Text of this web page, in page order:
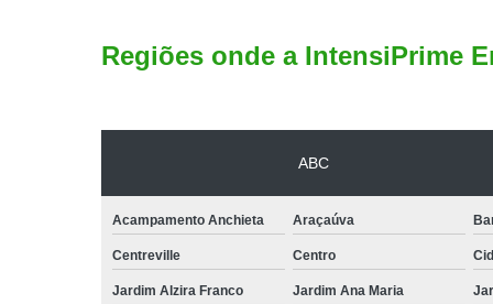
Regiões onde a IntensiPrime
ABC
Acampamento Anchieta Araçaúva
Centreville Centro
Jardim Alzira Franco Jardim Ana Maria